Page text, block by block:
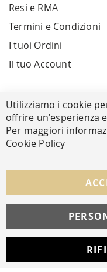
Resi e RMA
Termini e Condizioni
I tuoi Ordini
Il tuo Account
Facebook
© Copyright MAV
Via
Utilizziamo i cookie
offrire un'esperienza
Per maggiori
Cookie Policy